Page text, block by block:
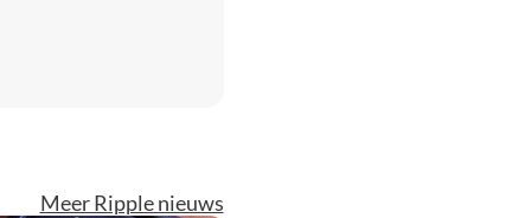
Meer Ripple nieuws